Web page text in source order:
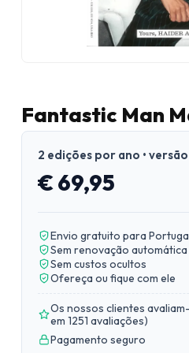
Fantastic Man
2 edições por ano •
€ 69,95
Envio gratuito para
Sem renovação automática
Sem custos ocultos
Ofereça ou fique com ele
Os nossos clientes
em 1251 avaliações)
Pagamento seguro